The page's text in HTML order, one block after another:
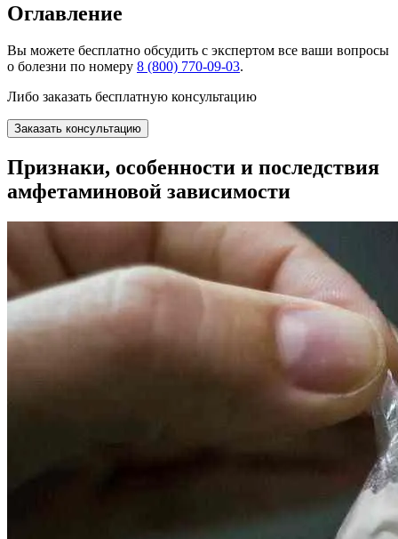
Оглавление
Вы можете бесплатно обсудить с экспертом все ваши вопросы
о болезни по номеру 8 (800) 770-09-03.
Либо заказать бесплатную консультацию
Заказать консультацию
Признаки, особенности и последствия
амфетаминовой зависимости